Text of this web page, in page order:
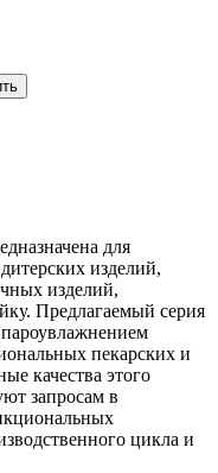
для
изделий,
изделий,
Предлагаемый серия
пекарских и
качества этого
запросам в
цикла и